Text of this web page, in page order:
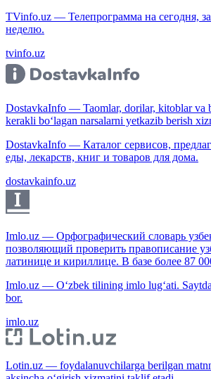
TVinfo.uz — Телепрограмма на сегодня,
неделю.
tvinfo.uz
DostavkaInfo — Taomlar, dorilar, kitoblar va
kerakli bo‘lagan narsalarni yetkazib berish
DostavkaInfo — Каталог сервисов,
еды, лекарств, книг и товаров для дома.
dostavkainfo.uz
Imlo.uz — Орфографический словарь
позволяющий проверить правописание
латинице и кириллице. В базе более 87
Imlo.uz — O‘zbek tilining imlo lug‘ati.
bor.
imlo.uz
Lotin.uz — foydalanuvchilarga berilgan